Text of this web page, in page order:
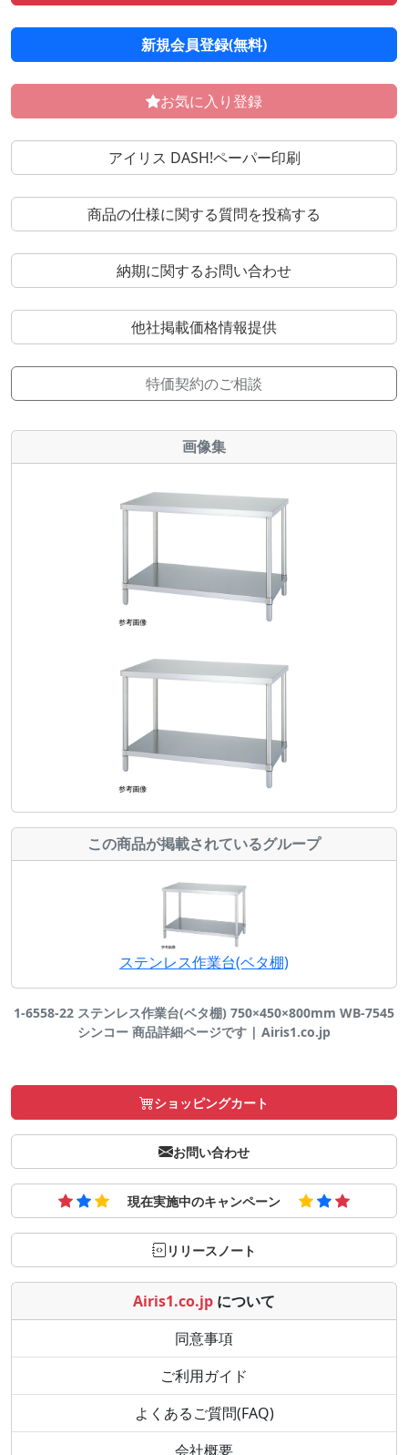
新規会員登録(無料)
お気に入り登録
アイリス DASH!ペーパー印刷
商品の仕様に関する質問を投稿する
納期に関するお問い合わせ
他社掲載価格情報提供
特価契約のご相談
画像集
この商品が掲載されているグループ
ステンレス作業台(ベタ棚)
1-6558-22 ステンレス作業台(ベタ棚) 750×450×800mm WB-7545
シンコー 商品詳細ページです | Airis1.co.jp
ショッピングカート
お問い合わせ
現在実施中のキャンペーン
リリースノート
Airis1.co.jp について
同意事項
ご利用ガイド
よくあるご質問(FAQ)
会社概要